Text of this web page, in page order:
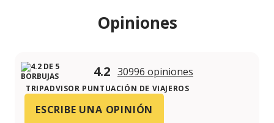
Opiniones
4.2 30996 opiniones
TRIPADVISOR PUNTUACIÓN DE VIAJEROS
ESCRIBE UNA OPINIÓN